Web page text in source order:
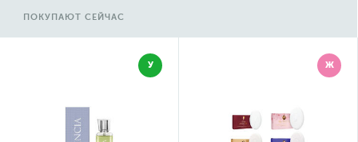
ПОКУПАЮТ СЕЙЧАС